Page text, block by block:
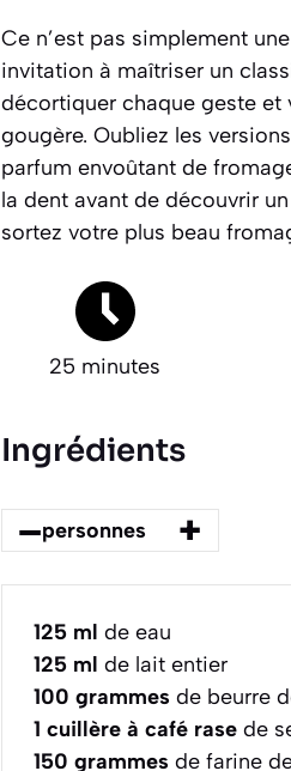
Ce n’est pas simplement
invitation à maîtriser un
décortiquer chaque geste et
gougère. Oubliez les
parfum envoûtant de
la dent avant de découvrir
sortez votre plus beau
25 minutes
Ingrédients
–personnes +
125 ml de eau
125 ml de lait entier
100 grammes de beurre
1 cuillère à café rase de
150 grammes de farine